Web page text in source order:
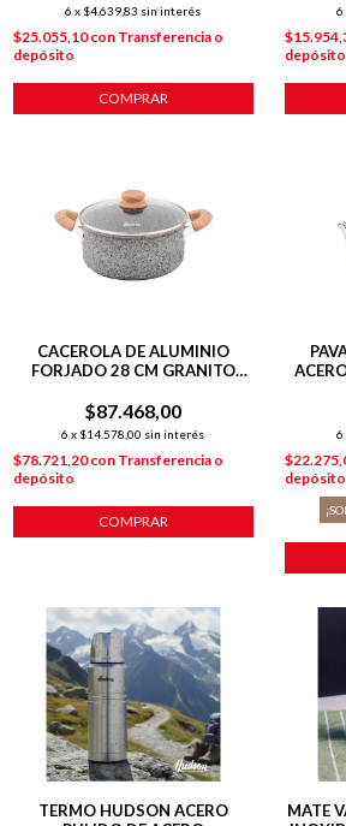
6 x $4.639,83 sin interés
$25.055,10con Transferencia o
depósito
COMPRAR
6
depósito
CACEROLA DE ALUMINIO
FORJADO 28 CM GRANITO
$87.468,00
6 x $14.578,00 sin interés
$78.721,20con Transferencia o
depósito
COMPRAR
6
depósito
TERMO HUDSON ACERO
MATE